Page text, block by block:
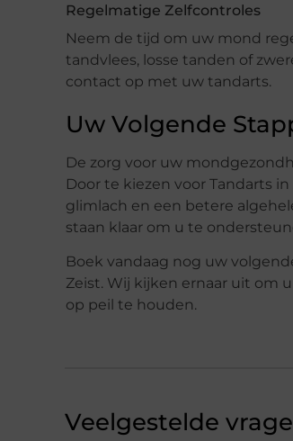
Regelmatige Zelfcontroles
Neem de tijd om uw mond
tandvlees, losse tanden of
contact op met uw tandarts.
Uw Volgende
De zorg voor uw
Door te kiezen voor Tandarts
glimlach en een betere
staan klaar om u te
Boek vandaag nog uw
Zeist. Wij kijken ernaar uit om
op peil te houden.
Veelgestelde